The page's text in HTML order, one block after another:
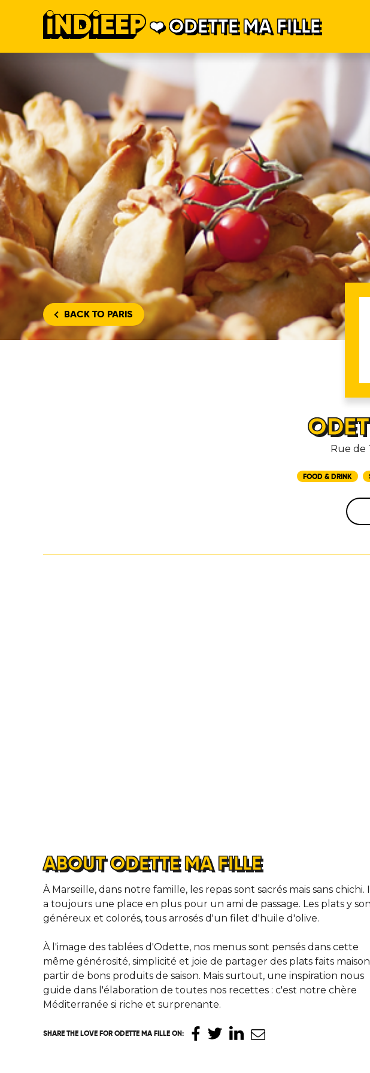
ODETTE MA FILLE
BACKTO PARIS
Rue de
FOOD & DRINK
ABOUT ODETTE MA FILLE
À Marseille, dans notre famille, les repas sont sacrés mais sans chichi.
a toujours une place en plus pour un ami de passage. Les plats y
généreux et colorés, tous arrosés d'un filet d'huile d'olive.
À l'image des tablées d'Odette, nos menus sont pensés dans cette
même générosité, simplicité et joie de partager des plats faits
partir de bons produits de saison. Mais surtout, une inspiration nous
guide dans l'élaboration de toutes nos recettes : c'est notre chère
Méditerranée si riche et surprenante.
SHARE THE LOVE FOR ODETTE MA FILLE ON: